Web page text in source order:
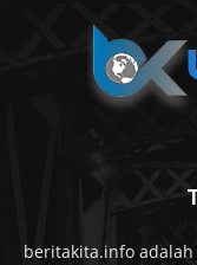
beritakita.info